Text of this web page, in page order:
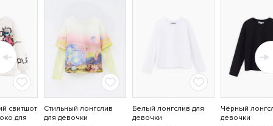
свитшот
для
Стильный лонгслив
для девочки
Белый лонгслив для
девочки
Чёрный
девочки